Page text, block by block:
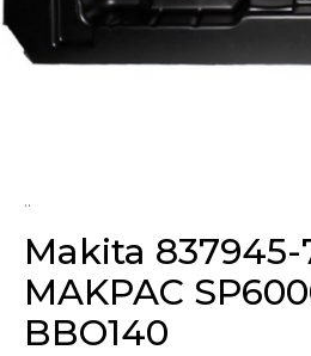
..
Makita
MAKPAC
BBO140